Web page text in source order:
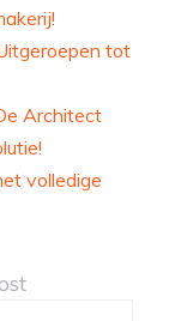
tot
Architect
volledige